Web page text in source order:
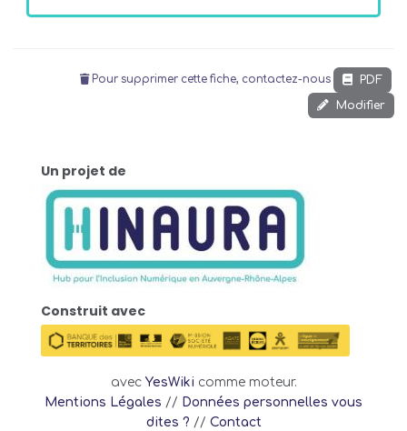
Pour supprimer cette fiche, contactez-nous
PDF
Modifier
Un projet de
Construit avec
avec YesWiki comme moteur.
Mentions Légales // Données personnelles vous
dites ? // Contact